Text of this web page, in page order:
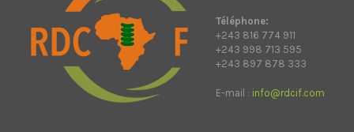
Téléphone:
+243 816 774 911
+243 998 713 595
+243 897 878 333
E-mail : info@rdcif.com